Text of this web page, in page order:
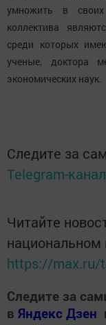
умножить в своих
коллектива
среди которых
ученые, доктора
экономических наук.
Следите за
Telegram-
Читайте
https://max.ru/
Следите за
в Яндекс Дзен